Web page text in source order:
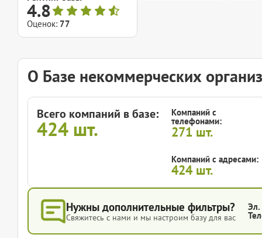
4.8
Оценок: 77
О Базе некоммерческих
Всего компаний в базе:
424 шт.
Компаний с
телефонами:
271 шт.
Компаний с адресами:
424 шт.
Нужны дополнительные фильтры?
Свяжитесь с нами и мы настроим базу для вас
Эл.